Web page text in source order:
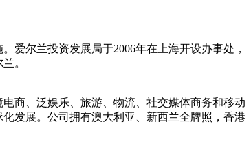
爱尔兰投资发展局于2006年在上海开设办事处，
。
商、泛娱乐、旅游、物流、社交媒体商务和移动
发展‌。公司拥有澳大利亚、新西兰全牌照，香港